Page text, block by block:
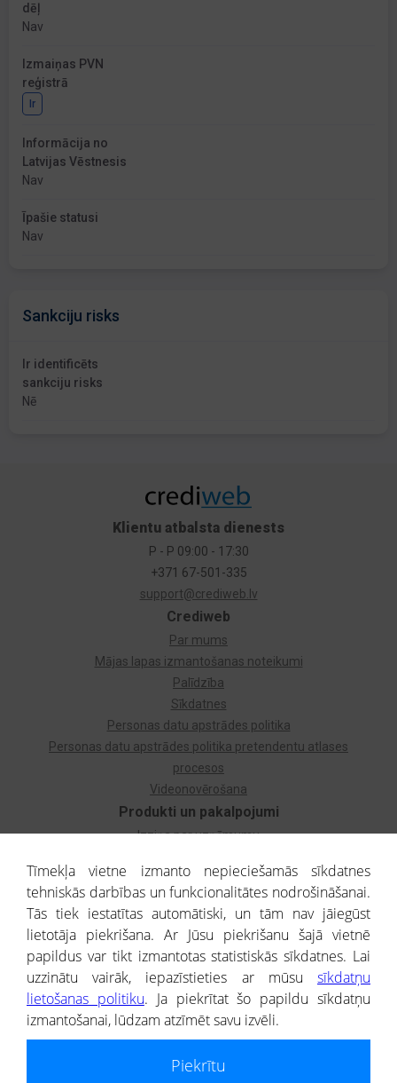
dēļ
Nav
Izmaiņas PVN
reģistrā
Ir
Informācija no
Latvijas Vēstnesis
Nav
Īpašie statusi
Nav
Sankciju risks
Ir identificēts
sankciju risks
Nē
Produkti un pakalpojumi
Izziņa par uzņēmumu
Dzimtas koks
Uzņēmumu atlase
Monitorings
Kredītizziņa par ārvalstu uzņēmumiem
Crediweb
Par mums
Mājas lapas izmantošanas noteikumi
Palīdzība
Sīkdatnes
Personas datu apstrādes politika
Personas datu apstrādes politika pretendentu atlases
procesos
Videonovērošana
Klientu atbalsta dienests
P - P 09:00 - 17:30
+371 67-501-335
support@crediweb.lv
® CREDITREFORM Latvija
SIA
Tīmekļa vietne izmanto nepieciešamās sīkdatnes
tehniskās darbības un funkcionalitātes nodrošināšanai.
Tās tiek iestatītas automātiski, un tām nav jāiegūst
lietotāja piekrišana. Ar Jūsu piekrišanu šajā vietnē
papildus var tikt izmantotas statistiskās sīkdatnes. Lai
uzzinātu vairāk, iepazīstieties ar mūsu sīkdatņu
lietošanas politiku. Ja piekrītat šo papildu sīkdatņu
izmantošanai, lūdzam atzīmēt savu izvēli.
Piekrītu